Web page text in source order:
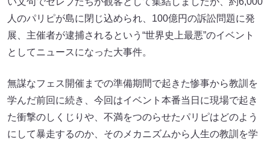
人のパリピが島に閉じ込められ、100億円の訴訟問題に発
展、主催者が逮捕されるという“世界史上最悪”のイベント
としてニュースになった大事件。
無謀なフェス開催までの準備期間で起きた惨事から教訓を
学んだ前回に続き、今回はイベント本番当日に現場で起き
た衝撃のしくじりや、不満をつのらせたパリピはどのよう
にして暴走するのか、そのメカニズムから人生の教訓を学